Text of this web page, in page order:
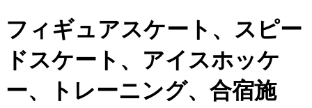
フィギュアスケート、スピー
ドスケート、アイスホッケ
ー、トレーニング、合宿施